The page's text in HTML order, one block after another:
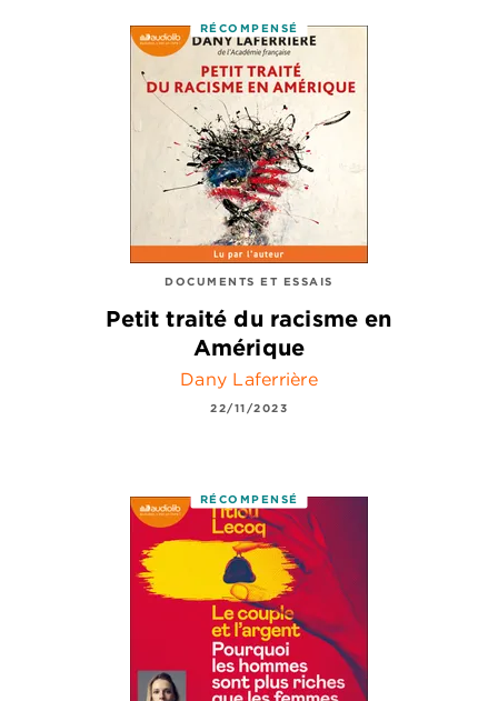
RÉCOMPENSÉ
DOCUMENTS ET ESSAIS
Petit traité du racisme en
Amérique
Dany Laferrière
22/11/2023
RÉCOMPENSÉ